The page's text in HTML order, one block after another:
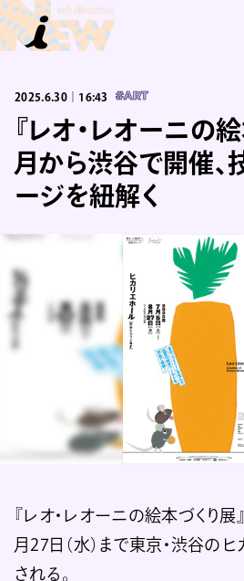
2025.6.30｜16:43 #ART
『レオ・レオーニの
月から渋谷で開催、
ージを紐解く
『レオ・レオーニの絵本づくり展
月27日（水）まで東京・渋谷の
される。